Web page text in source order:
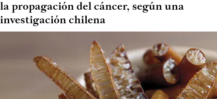
la propagación del cáncer, según una
investigación chilena